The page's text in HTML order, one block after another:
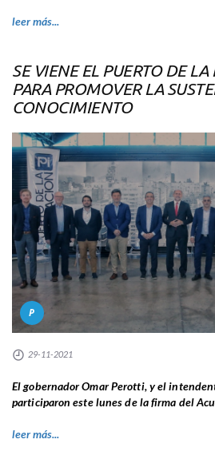
leer más...
SE VIENE EL PUERTO DE
PARA PROMOVER LA
CONOCIMIENTO
P
29-11-2021
El gobernador Omar Perotti, y el
participaron este lunes de la firma del
leer más...